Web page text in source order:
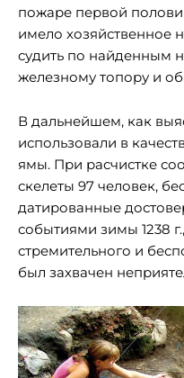
пожаре первой
имело хозяйственное
судить по найденным
железному топору и
В дальнейшем, как
использовали в
ямы. При расчистке
скелеты 97 человек,
датированные
событиями зимы 1238
стремительного и
был захвачен